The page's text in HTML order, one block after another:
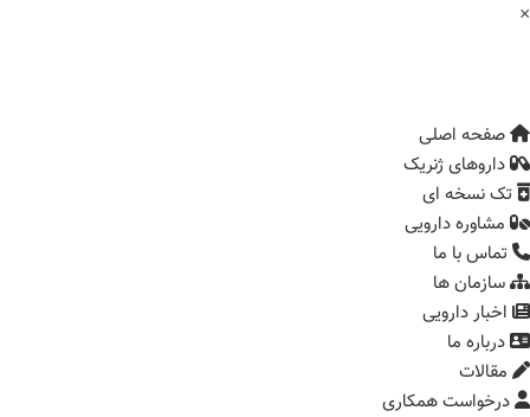
اصلی
ژنریک
نسخه ای
دارویی
با ما
ها
دارویی
ما
همکاری